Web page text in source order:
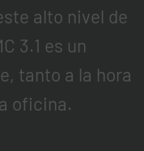
alto nivel de
3.1 es un
tanto a la hora
oficina.